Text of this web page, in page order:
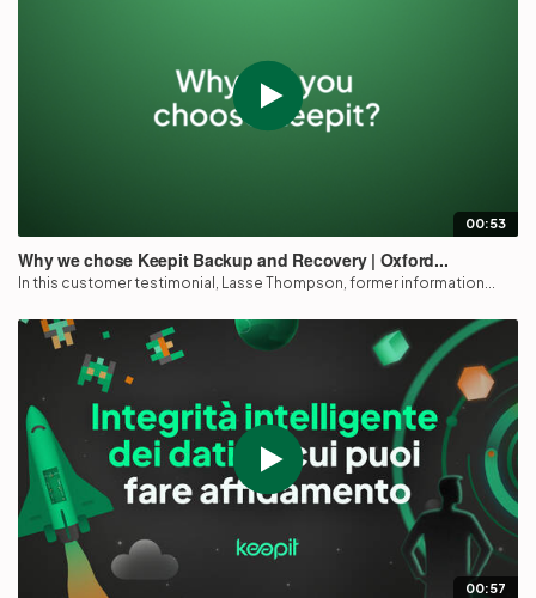
00:53
Why we chose Keepit Backup and Recovery | Oxford...
In this customer testimonial, Lasse Thompson, former information...
00:57